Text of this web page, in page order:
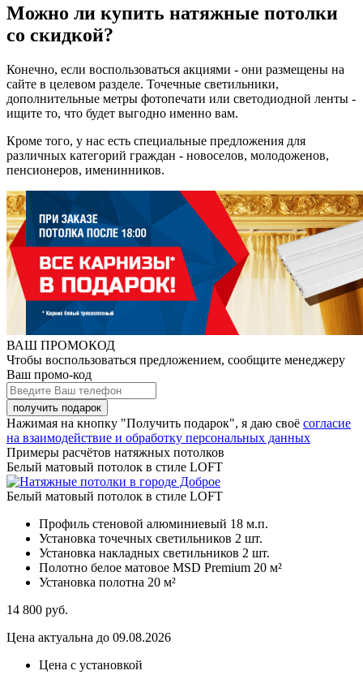
Можно ли купить натяжные потолки
со скидкой?
Конечно, если воспользоваться акциями - они размещены на
сайте в целевом разделе. Точечные светильники,
дополнительные метры фотопечати или светодиодной ленты -
ищите то, что будет выгодно именно вам.
Кроме того, у нас есть специальные предложения для
различных категорий граждан - новоселов, молодоженов,
пенсионеров, именинников.
ВАШ ПРОМОКОД
Чтобы воспользоваться предложением, сообщите менеджеру
Ваш промо-код
Нажимая на кнопку "Получить подарок", я даю своё согласие
на взаимодействие и обработку персональных данных
Примеры расчётов натяжных потолков
Белый матовый потолок в стиле LOFT
Белый матовый потолок в стиле LOFT
Профиль стеновой алюминиевый 18 м.п.
Установка точечных светильников 2 шт.
Установка накладных светильников 2 шт.
Полотно белое матовое MSD Premium 20 м²
Установка полотна 20 м²
14 800 руб.
Цена актуальна до 09.08.2026
Цена с установкой